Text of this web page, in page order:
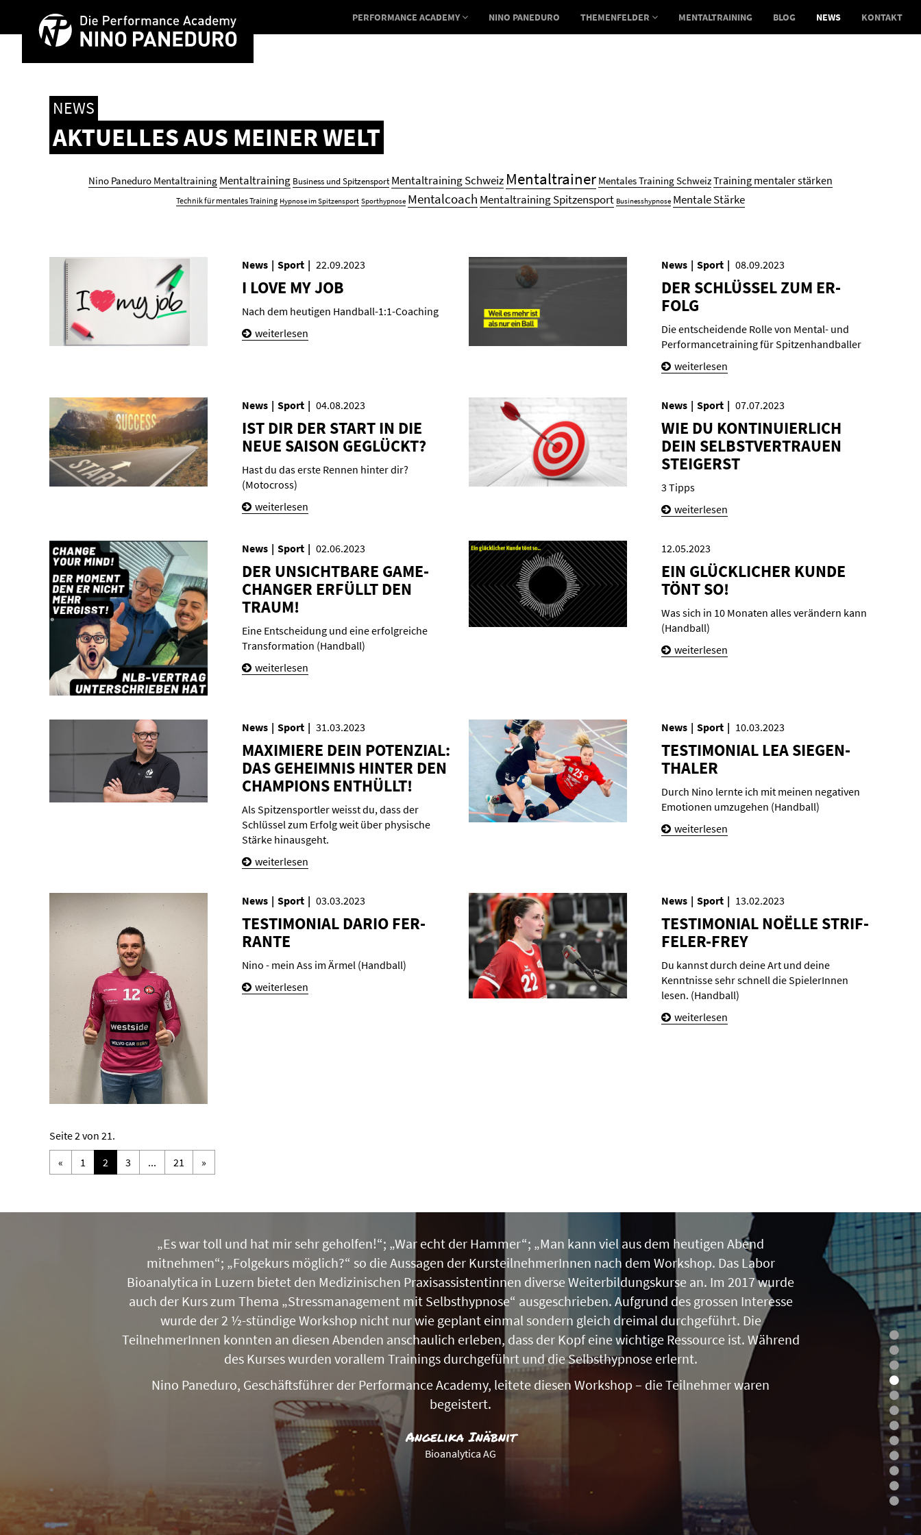
PERFORMANCE ACADEMY NINO PANEDURO THEMENFELDER MENTALTRAINING BLOG NEWS KONTAKT
NEWS
AK­TU­EL­LES AUS MEI­NER WELT
Nino Paneduro Mentaltraining Mentaltraining Business und Spitzensport Mentaltraining Schweiz Mentaltrainer Mentales Training SchweizTraining mentaler stärken
Technik für mentales Training Hypnose im Spitzensport Sporthypnose Mentalcoach Mentaltraining Spitzensport Businesshypnose Mentale Stärke
News Sport 22.09.2023
I LOVE MY JOB
Nach dem heutigen Handball-1:1-Coaching
weiterlesen
News Sport 08.09.2023
DER SCHLÜS­SEL ZUM ER­
FOLG
Die entscheidende Rolle von Mental- und
Performancetraining für Spitzenhandballer
weiterlesen
News Sport 04.08.2023
IST DIR DER START IN DIE
NEUE SAI­SON GE­GLÜCKT?
Hast du das erste Rennen hinter dir?
(Motocross)
weiterlesen
News Sport 07.07.2023
WIE DU KON­TI­NU­IER­LICH
DEIN SELBST­VER­TRAU­EN
STEI­GERST
3 Tipps
weiterlesen
News Sport 02.06.2023
DER UN­SICHT­BA­RE GAME­
CHAN­GER ER­FÜLLT DEN
TRAUM!
Eine Entscheidung und eine erfolgreiche
Transformation (Handball)
weiterlesen
12.05.2023
EIN GLÜCK­LI­CHER KUNDE
TÖNT SO!
Was sich in 10 Monaten alles verändern kann
(Handball)
weiterlesen
News Sport 31.03.2023
MA­XI­MIE­RE DEIN PO­TEN­ZI­AL:
DAS GE­HEIM­NIS HIN­TER DEN
CHAM­PI­ONS ENT­HÜLLT!
Als Spitzensportler weisst du, dass der
Schlüssel zum Erfolg weit über physische
Stärke hinausgeht.
weiterlesen
News Sport 10.03.2023
TES­TI­MO­NI­AL LEA SIE­GEN­
THA­LER
Durch Nino lernte ich mit meinen negativen
Emotionen umzugehen (Handball)
weiterlesen
News Sport 03.03.2023
TES­TI­MO­NI­AL DARIO FER­
RAN­TE
Nino - mein Ass im Ärmel (Handball)
weiterlesen
News Sport 13.02.2023
TES­TI­MO­NI­AL NOËL­LE STRIF­
FEL­ER-FREY
Du kannst durch deine Art und deine
Kenntnisse sehr schnell die SpielerInnen
lesen. (Handball)
weiterlesen
Seite 2 von 21.
«
1 2 3 ... 21 »
„Es war toll und hat mir sehr geholfen!“; „War echt der Hammer“; „Man kann viel aus dem heutigen Abend
mitnehmen“; „Folgekurs möglich?“ so die Aussagen der KursteilnehmerInnen nach dem Workshop. Das Labor
Bioanalytica in Luzern bietet den Medizinischen Praxisassistentinnen diverse Weiterbildungskurse an. Im 2017 wurde
auch der Kurs zum Thema „Stressmanagement mit Selbsthypnose“ ausgeschrieben. Aufgrund des grossen Interesse
wurde der 2 ½-stündige Workshop nicht nur wie geplant einmal sondern gleich dreimal durchgeführt. Die
TeilnehmerInnen konnten an diesen Abenden anschaulich erleben, dass der Kopf eine wichtige Ressource ist. Während
des Kurses wurden vorallem Trainings durchgeführt und die Selbsthypnose erlernt.
Nino Paneduro, Geschäftsführer der Performance Academy, leitete diesen Workshop – die Teilnehmer waren
begeistert.
Angelika Inäbnit
Bioanalytica AG